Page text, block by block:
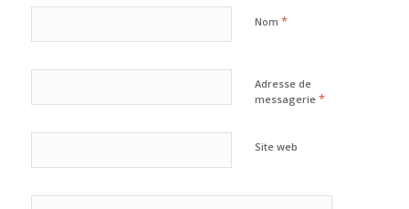
Nom *
Adresse de
messagerie *
Site web